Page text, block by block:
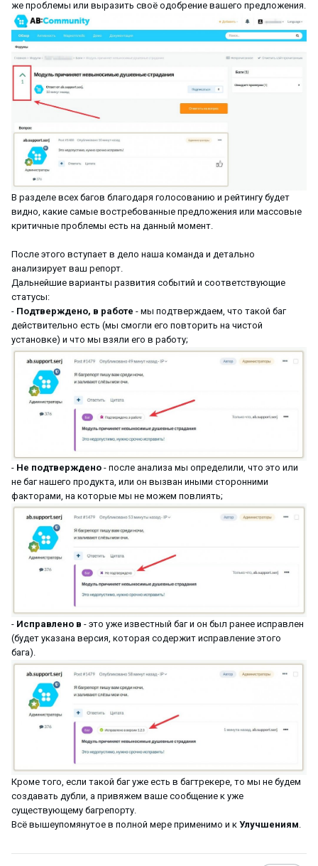
же проблемы или выразить своё одобрение вашего предложения.
В разделе всех багов благодаря голосованию и рейтингу будет
видно, какие самые востребованные предложения или массовые
критичные проблемы есть на данный момент.
После этого вступает в дело наша команда и детально
анализирует ваш репорт.
Дальнейшие варианты развития событий и соответствующие
статусы:
- Подтверждено, в работе - мы подтверждаем, что такой баг
действительно есть (мы смогли его повторить на чистой
установке) и что мы взяли его в работу;
- Не подтверждено - после анализа мы определили, что это или
не баг нашего продукта, или он вызван иными сторонними
факторами, на которые мы не можем повлиять;
- Исправлено в - это уже известный баг и он был ранее исправлен
(будет указана версия, которая содержит исправление этого
бага).
Кроме того, если такой баг уже есть в багтрекере, то мы не будем
создавать дубли, а привяжем ваше сообщение к уже
существующему багрепорту.
Всё вышеупомянутое в полной мере применимо и к Улучшениям